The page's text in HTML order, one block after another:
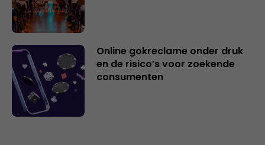
Online gokreclame onder druk
en de risico’s voor zoekende
consumenten